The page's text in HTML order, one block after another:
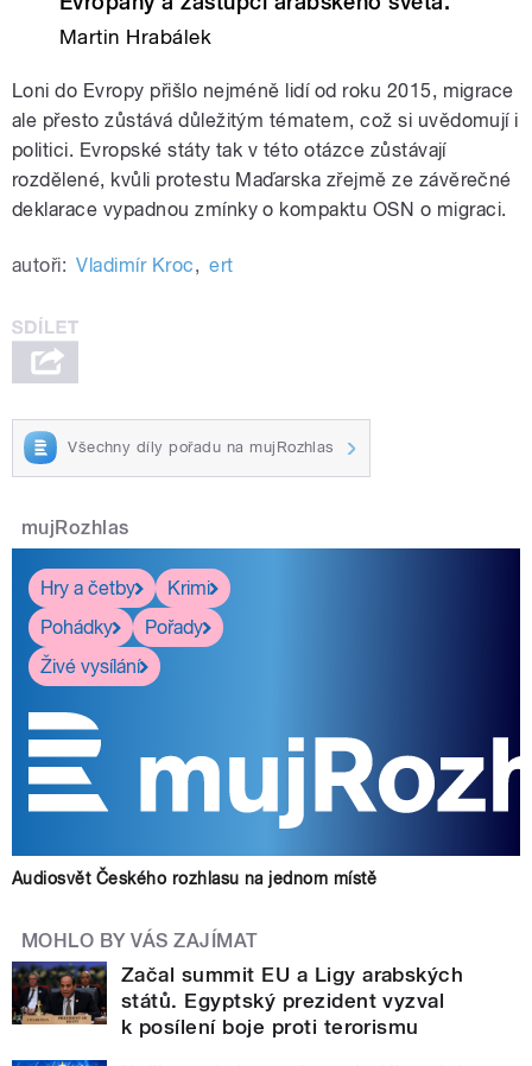
Martin Hrabálek
Loni do Evropy přišlo nejméně lidí od roku 2015, migrace
ale přesto zůstává důležitým tématem, což si uvědomují i
politici. Evropské státy tak v této otázce zůstávají
rozdělené, kvůli protestu Maďarska zřejmě ze závěrečné
deklarace vypadnou zmínky o kompaktu OSN o migraci.
autoři: Vladimír Kroc, ert
Všechny díly pořadu na mujRozhlas
mujRozhlas
Hry a četby
Krimi
Pohádky
Pořady
Živé vysílání
Audiosvět Českého rozhlasu na jednom místě
MOHLO BY VÁS ZAJÍMAT
Začal summit EU a Ligy arabských
států. Egyptský prezident vyzval
k posílení boje proti terorismu